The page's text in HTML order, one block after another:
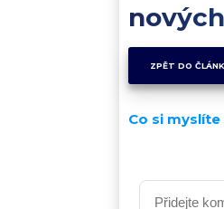
ZPĚT DO
Co si